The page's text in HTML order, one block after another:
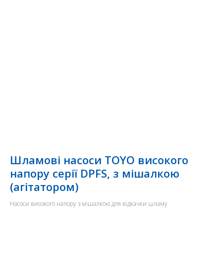
Шламові насоси TOYO високого
напору серії DPFS, з мішалкою
(агітатором)
Насоси високого напору з мішалкою для відкачки шламу